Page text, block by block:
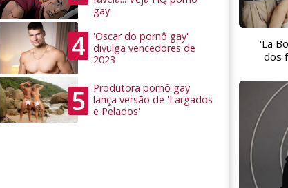
gay
4
'Oscar do pornô gay'
divulga vencedores de
2023
5
Produtora pornô gay
lança versão de 'Largados
e Pelados'
'La
dos